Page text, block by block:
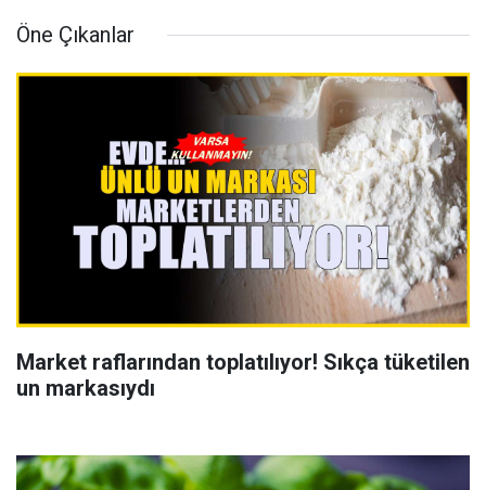
Öne Çıkanlar
Market raflarından toplatılıyor! Sıkça tüketilen
un markasıydı